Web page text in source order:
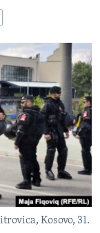
Kosovo, 31.